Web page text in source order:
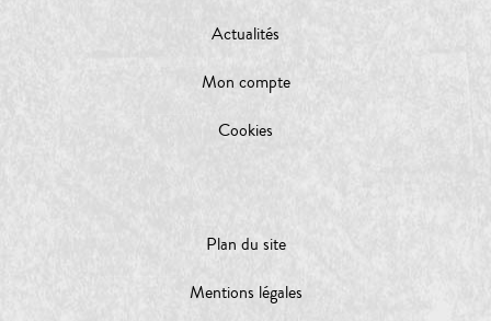
Actualités
Mon compte
Cookies
Plan du site
Mentions légales